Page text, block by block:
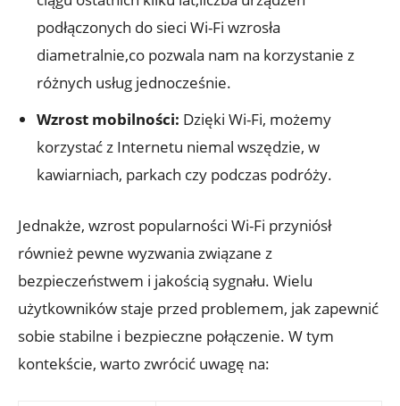
⁢podłączonych do ​sieci Wi-Fi wzrosła
diametralnie,co pozwala​ nam na korzystanie z⁤
różnych ⁢usług jednocześnie.
Wzrost⁤ mobilności: Dzięki Wi-Fi, możemy
korzystać ‌z Internetu​ niemal​ wszędzie, w⁣
kawiarniach, parkach czy podczas ‌podróży.
Jednakże, wzrost popularności Wi-Fi przyniósł
również ​pewne wyzwania związane​ z⁣
bezpieczeństwem i⁢ jakością sygnału. Wielu
użytkowników staje‍ przed problemem,‌ jak zapewnić⁤
sobie stabilne i bezpieczne połączenie.⁤ W ‌tym
kontekście, warto zwrócić⁢ uwagę na: